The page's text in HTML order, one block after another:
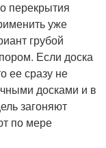
перекрытия
уже
грубой
Если доска
ее сразу не
досками и в
загоняют
по мере